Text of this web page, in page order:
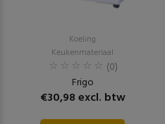
Koeling
Keukenmateriaal
(0)
Frigo
€30,98 excl. btw